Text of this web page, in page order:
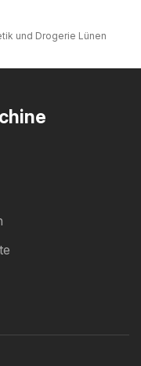
und Drogerie Lünen